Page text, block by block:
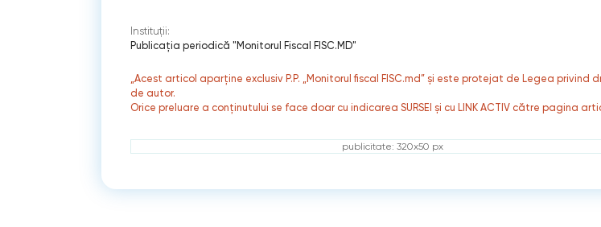
Instituții:
Publicaţia periodică "Monitorul Fiscal FISC.MD"
„Acest articol aparține exclusiv P.P. „Monitorul fiscal FISC.md” și este protejat de Legea privind
de autor.
Orice preluare a conținutului se face doar cu indicarea SURSEI și cu LINK ACTIV către pagina
publicitate: 320x50 px